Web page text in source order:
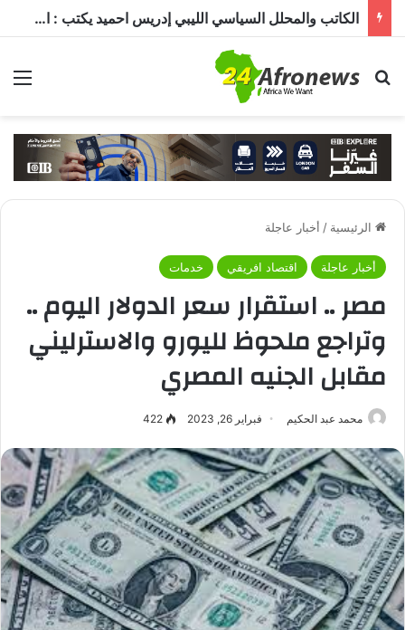
الكاتب والمحلل السياسي الليبي إدريس احميد يكتب : الكاميرون في ظل غياب بول بيا… قراءة في المشهد وأسباب الغياب ومآلات الأوضاع
بحث عن
الرئيسية / أخبار عاجلة
أخبار عاجلة اقتصاد افريقي خدمات
مصر .. استقرار سعر الدولار اليوم ..
وتراجع ملحوظ لليورو والاسترليني
مقابل الجنيه المصري
محمد عبد الحكيم فبراير 26, 2023 422